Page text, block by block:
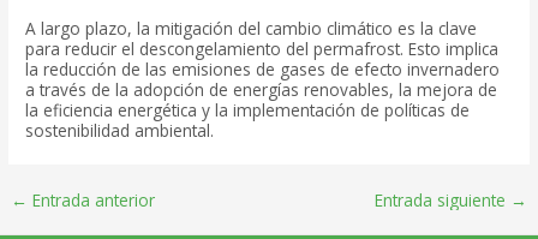
A largo plazo, la mitigación del cambio climático es la clave
para reducir el descongelamiento del permafrost. Esto implica
la reducción de las emisiones de gases de efecto invernadero
a través de la adopción de energías renovables, la mejora de
la eficiencia energética y la implementación de políticas de
sostenibilidad ambiental.
Post
← Entrada anterior Entrada siguiente →